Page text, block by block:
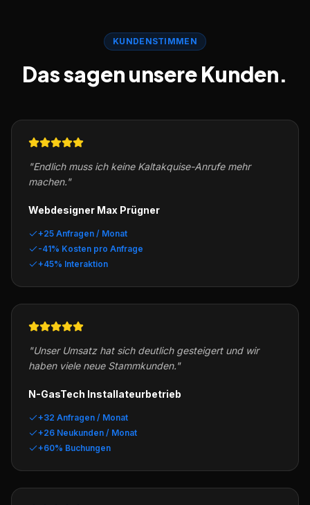
KUNDENSTIMMEN
Das sagen unsere Kunden.
"Endlich muss ich keine Kaltakquise-Anrufe mehr
machen."
Webdesigner Max Prügner
+25 Anfragen / Monat
-41% Kosten pro Anfrage
+45% Interaktion
"Unser Umsatz hat sich deutlich gesteigert und wir
haben viele neue Stammkunden."
N-GasTech Installateurbetrieb
+32 Anfragen / Monat
+26 Neukunden / Monat
+60% Buchungen